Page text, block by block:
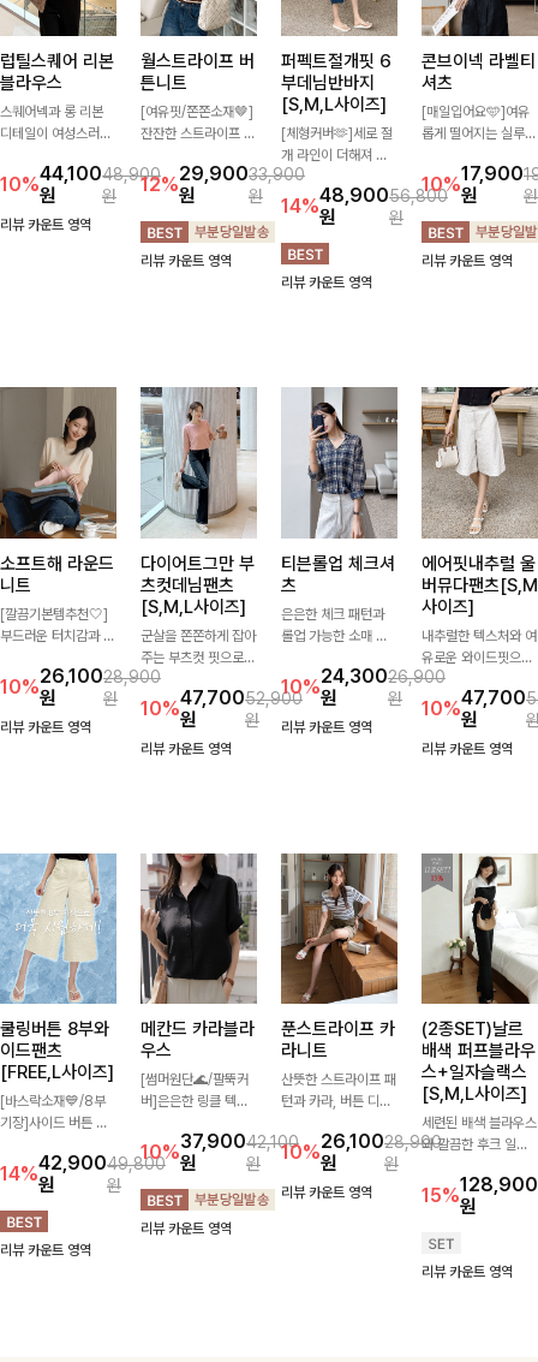
럽틸스퀘어 리본
블라우스
스퀘어넥과 롱 리본
디테일이 여성스러운
는 블라우스입니다.
자연스럽게 잡힌 셔링
과 봉긋한 소매가 여
10%44,100
원
48,900
원
리뷰 카운트 영역
월스트라이프 버
튼니트
[여유핏/쫀쫀소재🤎]
잔잔한 스트라이프 패
더해져 캐주얼하면서
도 세련된 무드를 연
출해주는 니트- 가볍
고 부드러운 착용감으
로 단독은 물론 데일
12%29,900
원
33,900
원
리뷰 카운트 영역
퍼펙트절개핏 6
부데님반바지
[S,M,L사이즈]
[체형커버🫶]세로 절
개 라인이 더해져 다
리 라인을 더욱 길고
슬림하게 연출해주는
5부 데님 반바지 🤍
부담 없는 기장과 여
유로운 핏으로 편안하
게 착용되며 다양한
14%48,900
원
56,800
원
리뷰 카운트 영역
콘브이넥 라벨티
셔츠
[매일입어요🩵]여유
롭게 떨어지는 실루엣
자인으로 데일리하게
즐기기 좋은 티셔츠-
소매 라벨 디테일이
은은한 포인트를 더해
심플하면서도 센스 있
10%17,900
원
원
리뷰 카운트 영역
소프트해 라운드
니트
[깔끔기본템추천🤍]
부드러운 터치감과 군
로 매일 손이 가는 자
체제작 니트입니다.
자연스럽게 떨어지는
10%26,100
원
28,900
원
리뷰 카운트 영역
다이어트그만 부
츠컷데님팬츠
[S,M,L사이즈]
군살을 쫀쫀하게 잡아
주는 부츠컷 핏으로
다리 라인을 이쁘고
깔끔하게 만들어주고
진청 색감으로 더욱
슬림해보이는 효과를
10%47,700
원
52,900
원
리뷰 카운트 영역
티븐롤업 체크셔
츠
은은한 체크 패턴과
롤업 가능한 소매 디
를 연출하실 수 있어
요🌿 차르르 흐르는
가벼운 소재와 여유로
10%24,300
원
26,900
원
리뷰 카운트 영역
에어핏내추럴 울
버뮤다팬츠[S,M
사이즈]
내추럴한 텍스처와 여
유로운 와이드핏으로
군살은 자연스럽게 커
버해드리는 버뮤다 팬
츠 🤍 깔끔한 허리 디
테일과 편안한 착용감
10%47,700
원
리뷰 카운트 영역
쿨링버튼 8부와
이드팬츠
[FREE,L사이즈]
[바스락소재💙/8부
기장]사이드 버튼 디
가 되어주는 와이드
팬츠입니다. 여유롭게
떨어지는 실루엣과 가
볍게 바스락거리는 소
재감으로 시원하고 편
14%42,900
원
49,800
원
리뷰 카운트 영역
메칸드 카라블라
우스
[썸머원단🌊/팔뚝커
버]은은한 링클 텍스
이 만나 내추럴하면서
도 세련된 무드를 연
출해주는 블라우스-
데일리룩부터 출근룩
까지 다양하게 활용하
10%37,900
원
42,100
원
리뷰 카운트 영역
푼스트라이프 카
라니트
산뜻한 스트라이프 패
턴과 카라, 버튼 디테
면서도 세련된 무드를
완성해주는 니트 🤍
부드럽고 가벼운 착용
10%26,100
원
28,900
원
리뷰 카운트 영역
(2종SET)날르
배색 퍼프블라우
스+일자슬랙스
[S,M,L사이즈]
세련된 배색 블라우스
와 깔끔한 후크 일자
세트입니다. 허리 라
인을 자연스럽게 살려
일자핏 슬랙스가 만나
단정하면서도 고급스
15%128,900
원
리뷰 카운트 영역